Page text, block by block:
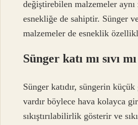
değiştirebilen malzemeler aynı
esnekliğe de sahiptir. Sünger
malzemeler de esneklik
Sünger katı mı sıvı
Sünger katıdır, süngerin
vardır böylece hava kolayca
sıkıştırılabilirlik gösterir ve